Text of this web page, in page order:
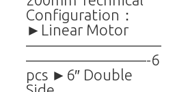
Configuration：
►Linear Motor
—————————
————————-6
pcs ►6″ Double